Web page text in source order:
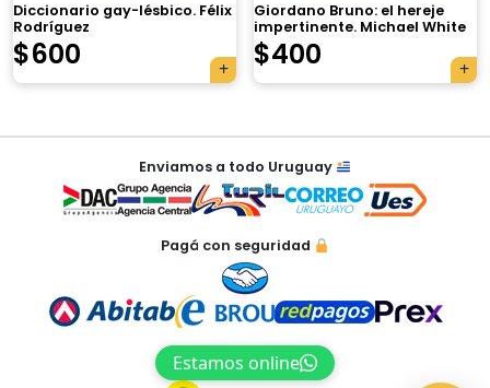
Diccionario gay-lésbico. Félix
Rodríguez
$600
Giordano Bruno: el hereje
impertinente. Michael White
$400
Navegación
entradas
Enviamos a todo Uruguay
Pagá con seguridad
Estamos online
Tu carrito está vacío.
automáticamente.